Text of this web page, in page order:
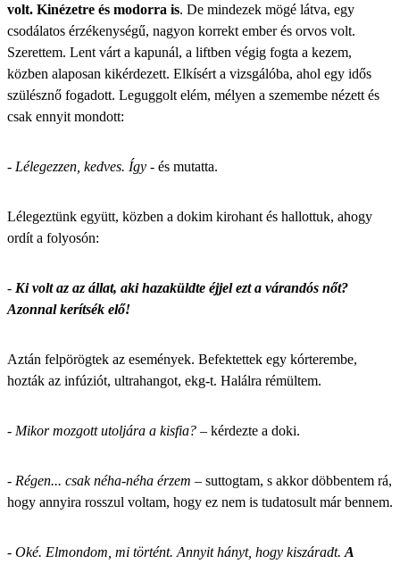
volt. Kinézetre és modorra is. De mindezek mögé látva, egy
csodálatos érzékenységű, nagyon korrekt ember és orvos volt.
Szerettem. Lent várt a kapunál, a liftben végig fogta a kezem,
közben alaposan kikérdezett. Elkísért a vizsgálóba, ahol egy idős
szülésznő fogadott. Leguggolt elém, mélyen a szemembe nézett és
csak ennyit mondott:
- Lélegezzen, kedves. Így - és mutatta.
Lélegeztünk együtt, közben a dokim kirohant és hallottuk, ahogy
ordít a folyosón:
- Ki volt az az állat, aki hazaküldte éjjel ezt a várandós nőt?
Azonnal kerítsék elő!
Aztán felpörögtek az események. Befektettek egy kórterembe,
hozták az infúziót, ultrahangot, ekg-t. Halálra rémültem.
- Mikor mozgott utoljára a kisfia? – kérdezte a doki.
- Régen... csak néha-néha érzem – suttogtam, s akkor döbbentem rá,
hogy annyira rosszul voltam, hogy ez nem is tudatosult már bennem.
- Oké. Elmondom, mi történt. Annyit hányt, hogy kiszáradt. A